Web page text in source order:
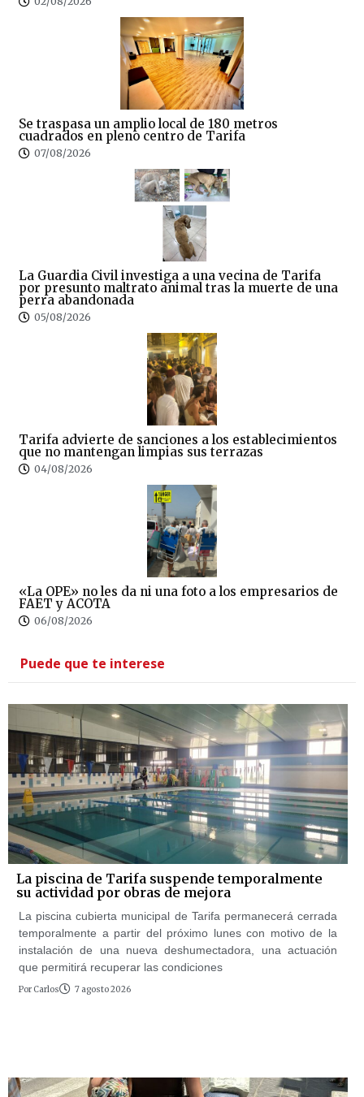
Se traspasa un amplio local de 180 metros
cuadrados en pleno centro de Tarifa
07/08/2026
La Guardia Civil investiga a una vecina de Tarifa
por presunto maltrato animal tras la muerte de una
perra abandonada
05/08/2026
Tarifa advierte de sanciones a los establecimientos
que no mantengan limpias sus terrazas
04/08/2026
«La OPE» no les da ni una foto a los empresarios de
FAET y ACOTA
06/08/2026
Puede que te interese
La piscina de Tarifa suspende temporalmente
su actividad por obras de mejora
La piscina cubierta municipal de Tarifa permanecerá cerrada
temporalmente a partir del próximo lunes con motivo de la
instalación de una nueva deshumectadora, una actuación
que permitirá recuperar las condiciones
Por Carlos 7 agosto 2026